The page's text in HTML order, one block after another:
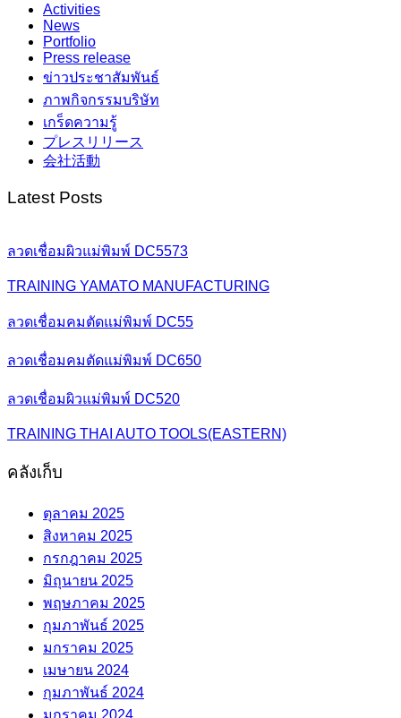
Activities
News
Portfolio
Press release
ข่าวประชาสัมพันธ์
ภาพกิจกรรมบริษัท
เกร็ดความรู้
プレスリリース
会社活動
Latest Posts
ลวดเชื่อมผิวแม่พิมพ์ DC5573
TRAINING YAMATO MANUFACTURING
ลวดเชื่อมคมตัดแม่พิมพ์ DC55
ลวดเชื่อมคมตัดแม่พิมพ์ DC650
ลวดเชื่อมผิวแม่พิมพ์ DC520
TRAINING THAI AUTO TOOLS(EASTERN)
คลังเก็บ
ตุลาคม 2025
สิงหาคม 2025
กรกฎาคม 2025
มิถุนายน 2025
พฤษภาคม 2025
กุมภาพันธ์ 2025
มกราคม 2025
เมษายน 2024
กุมภาพันธ์ 2024
มกราคม 2024